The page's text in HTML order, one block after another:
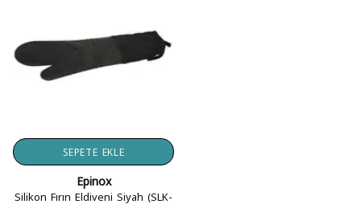
SEPETE EKLE
Epinox
Silikon Fırın Eldiveni Siyah (SLK-